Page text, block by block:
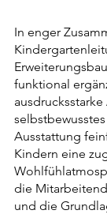
In enger
funktional
Ausstattung
Kindern eine
die
und die